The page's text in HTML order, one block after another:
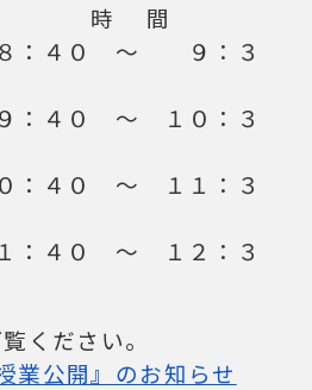
時 間
４０ ～ ９：３
４０ ～ １０：３
４０ ～ １１：３
４０ ～ １２：３
ください。
業公開』のお知らせ